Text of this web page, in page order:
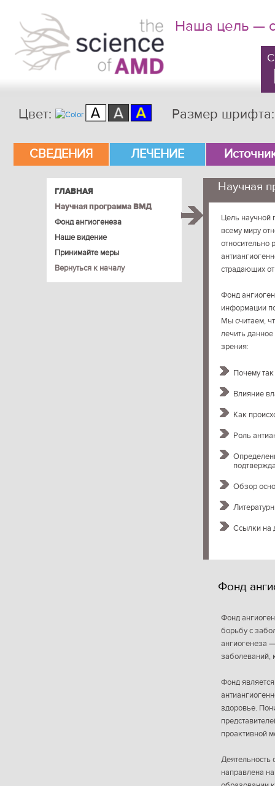
Наша цель —
Цвет: Размер
Главное меню
Перейти к основному содержимому
Перейти к дополнительному содержимому
СВЕДЕНИЯ ЛЕЧЕНИЕ
ГЛАВНАЯ
Научная программа ВМД
Фонд ангиогенеза
Наше видение
Принимайте меры
Вернуться к началу
Научная
Цель научной
всему миру
относительно
страдающих
Фонд
информации
Мы считаем,
лечить
зрения:
Почему
Влияние
Как
Роль
Обзор
Ссылки на
Фонд
Фонд
борьбу с
ангиогенеза
заболеваний,
Фонд
здоровье.
проактивной
Деятельность
направлена